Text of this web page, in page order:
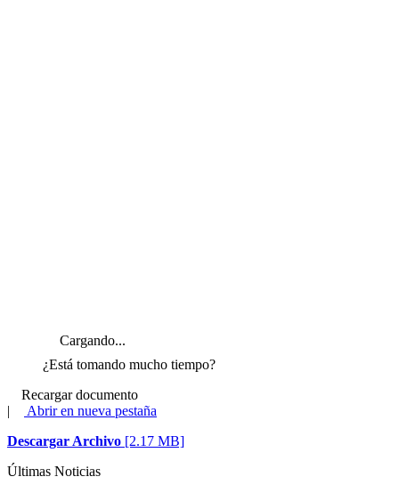
Cargando...
¿Está tomando mucho tiempo?
Recargar documento
|
Abrir en nueva pestaña
Descargar Archivo [2.17 MB]
Últimas Noticias